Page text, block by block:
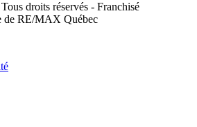
droits réservés - Franchisé
de RE/MAX Québec